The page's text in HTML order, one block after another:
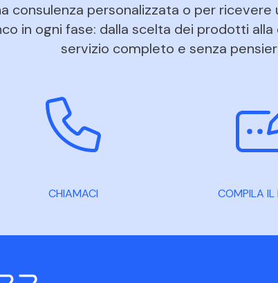
consulenza personalizzata o per ricevere
in ogni fase: dalla scelta dei prodotti
servizio completo e senza
CHIAMACI COMPILA IL